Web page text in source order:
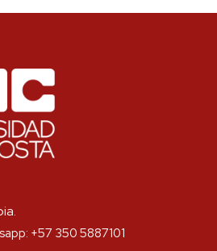
+57 350 5887101